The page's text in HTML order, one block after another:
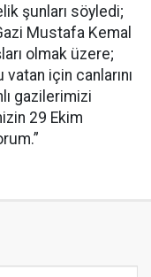
şunları söyledi;
Mustafa Kemal
olmak üzere;
vatan için canlarını
gazilerimizi
29 Ekim